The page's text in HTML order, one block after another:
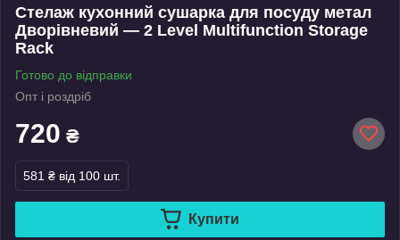
Стелаж кухонний сушарка для посуду метал
Дворівневий — 2 Level Multifunction Storage
Rack
Готово до відправки
Опт і роздріб
720 ₴
581 ₴ від 100 шт.
Купити